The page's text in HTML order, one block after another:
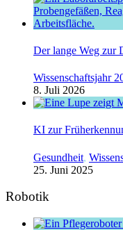
Der lange Weg zur
Wissenschaftsjahr
8. Juli 2026
KI zur
Gesundheit,
25. Juni 2025
Robotik